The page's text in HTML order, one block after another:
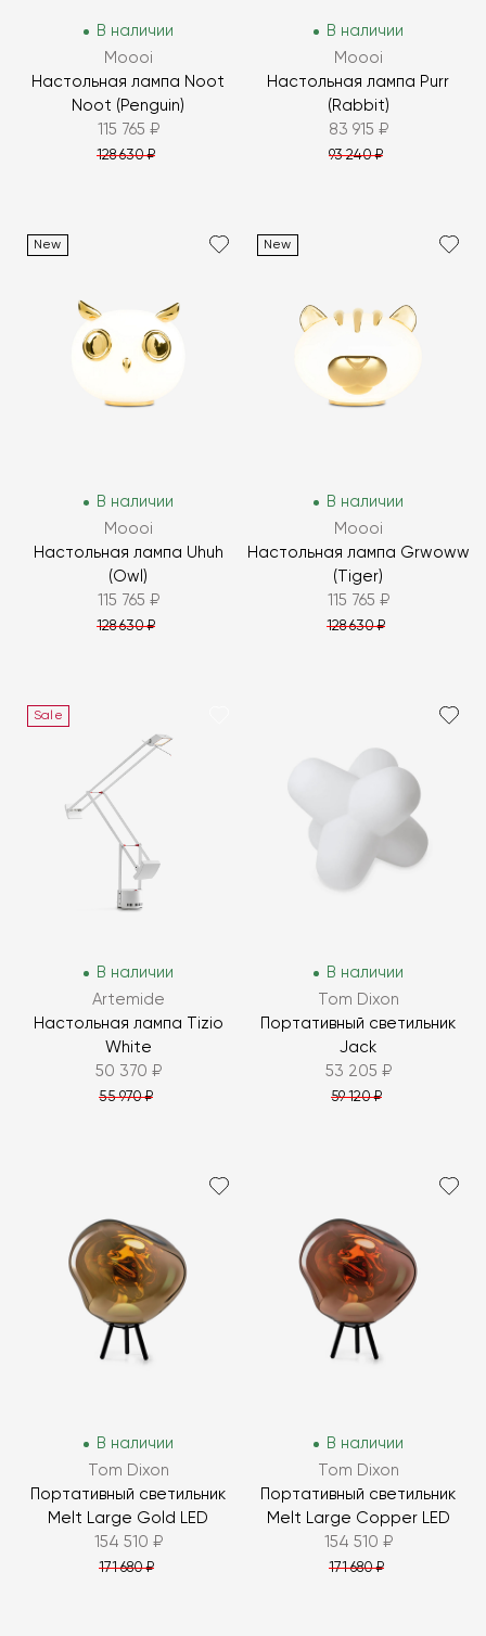
В наличии
Moooi
Настольная лампа Noot
Noot (Penguin)
115 765 ₽
128 630 ₽
В наличии
Moooi
Настольная лампа Purr
(Rabbit)
83 915 ₽
93 240 ₽
New
В наличии
Moooi
Настольная лампа Uhuh
(Owl)
115 765 ₽
128 630 ₽
New
В наличии
Moooi
Настольная лампа Grwoww
(Tiger)
115 765 ₽
128 630 ₽
Sale
В наличии
Artemide
Настольная лампа Tizio
White
50 370 ₽
55 970 ₽
В наличии
Tom Dixon
Портативный светильник
Jack
53 205 ₽
59 120 ₽
В наличии
Tom Dixon
Портативный светильник
Melt Large Gold LED
154 510 ₽
171 680 ₽
В наличии
Tom Dixon
Портативный светильник
Melt Large Copper LED
154 510 ₽
171 680 ₽